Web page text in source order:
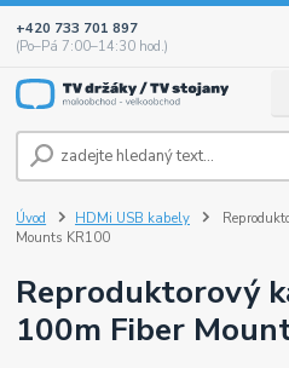
+420 733 701 897
(Po–Pá 7:00–14:30 hod.)
Úvod HDMi USB kabely
Mounts KR100
Reproduktorový
100m Fiber